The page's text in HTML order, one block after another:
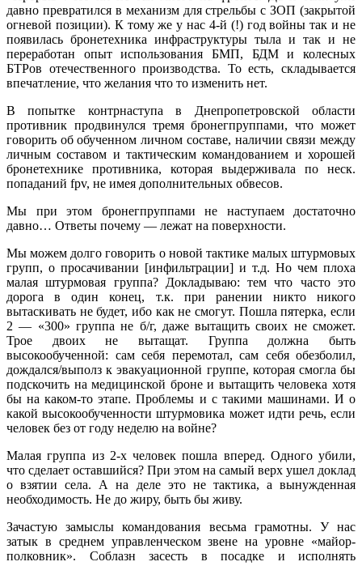
давно превратился в механизм для стрельбы с ЗОП (закрытой
огневой позиции). К тому же у нас 4-й (!) год войны так и не
появилась бронетехника инфраструктуры тыла и так и не
переработан опыт использования БМП, БДМ и колесных
БТРов отечественного производства. То есть, складывается
впечатление, что желания что то изменить нет.
В попытке контрнаступа в Днепропетровской области
противник продвинулся тремя бронегпруппами, что может
говорить об обученном личном составе, наличии связи между
личным составом и тактическим командованием и хорошей
бронетехнике противника, которая выдерживала по неск.
попаданий fpv, не имея дополнительных обвесов.
Мы при этом бронегпруппами не наступаем достаточно
давно… Ответы почему — лежат на поверхности.
Мы можем долго говорить о новой тактике малых штурмовых
групп, о просачивании [инфильтрации] и т.д. Но чем плоха
малая штурмовая группа? Докладываю: тем что часто это
дорога в один конец, т.к. при ранении никто никого
вытаскивать не будет, ибо как не смогут. Пошла пятерка, если
2 — «300» группа не б/г, даже вытащить своих не сможет.
Трое двоих не вытащат. Группа должна быть
высокообученной: сам себя перемотал, сам себя обезболил,
дождался/выполз к эвакуационной группе, которая смогла бы
подскочить на медицинской броне и вытащить человека хотя
бы на каком-то этапе. Проблемы и с такими машинами. И о
какой высокообученности штурмовика может идти речь, если
человек без от году неделю на войне?
Малая группа из 2-х человек пошла вперед. Одного убили,
что сделает оставшийся? При этом на самый верх ушел доклад
о взятии села. А на деле это не тактика, а вынужденная
необходимость. Не до жиру, быть бы живу.
Зачастую замыслы командования весьма грамотны. У нас
затык в среднем управленческом звене на уровне «майор-
полковник». Соблазн засесть в посадке и исполнять